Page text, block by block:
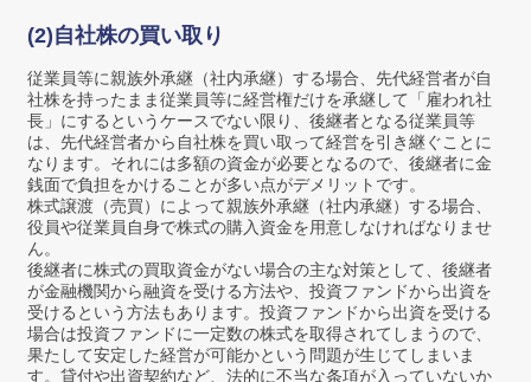
(2)自社株の買い取り
従業員等に親族外承継（社内承継）する場合、先代経営者が自
社株を持ったまま従業員等に経営権だけを承継して「雇われ社
長」にするというケースでない限り、後継者となる従業員等
は、先代経営者から自社株を買い取って経営を引き継ぐことに
なります。それには多額の資金が必要となるので、後継者に金
銭面で負担をかけることが多い点がデメリットです。
株式譲渡（売買）によって親族外承継（社内承継）する場合、
役員や従業員自身で株式の購入資金を用意しなければなりませ
ん。
後継者に株式の買取資金がない場合の主な対策として、後継者
が金融機関から融資を受ける方法や、投資ファンドから出資を
受けるという方法もあります。投資ファンドから出資を受ける
場合は投資ファンドに一定数の株式を取得されてしまうので、
果たして安定した経営が可能かという問題が生じてしまいま
す。貸付や出資契約など、法的に不当な条項が入っていないか